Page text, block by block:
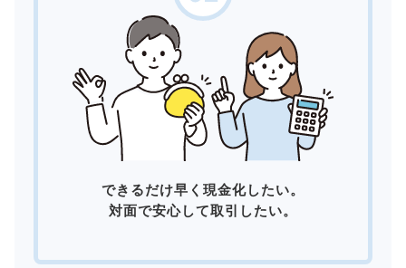
できるだけ早く現金化したい。
対面で安心して取引したい。